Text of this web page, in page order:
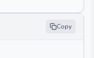
Copy